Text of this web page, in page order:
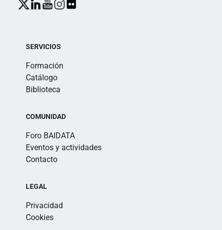
SERVICIOS
Formación
Catálogo
Biblioteca
COMUNIDAD
Foro BAIDATA
Eventos y actividades
Contacto
LEGAL
Privacidad
Cookies